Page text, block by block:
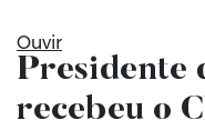
Ouvir
Presidente
recebeu o